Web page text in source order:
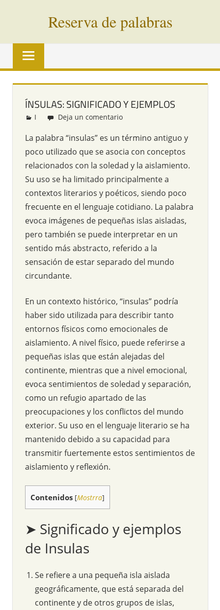
Reserva de palabras
Palabras
vías
todo
mundo
ÍNSULAS: SIGNIFICADO Y EJEMPLOS
Redacción
I Deja un comentario
La palabra “insulas” es un término antiguo y
poco utilizado que se asocia con conceptos
relacionados con la soledad y la aislamiento.
Su uso se ha limitado principalmente a
contextos literarios y poéticos, siendo poco
frecuente en el lenguaje cotidiano. La palabra
evoca imágenes de pequeñas islas aisladas,
pero también se puede interpretar en un
sentido más abstracto, referido a la
sensación de estar separado del mundo
circundante.
En un contexto histórico, “insulas” podría
haber sido utilizada para describir tanto
entornos físicos como emocionales de
aislamiento. A nivel físico, puede referirse a
pequeñas islas que están alejadas del
continente, mientras que a nivel emocional,
evoca sentimientos de soledad y separación,
como un refugio apartado de las
preocupaciones y los conflictos del mundo
exterior. Su uso en el lenguaje literario se ha
mantenido debido a su capacidad para
transmitir fuertemente estos sentimientos de
aislamiento y reflexión.
Contenidos [Mostrra]
➤ Significado y ejemplos
de Insulas
Se refiere a una pequeña isla aislada
geográficamente, que está separada del
continente y de otros grupos de islas,